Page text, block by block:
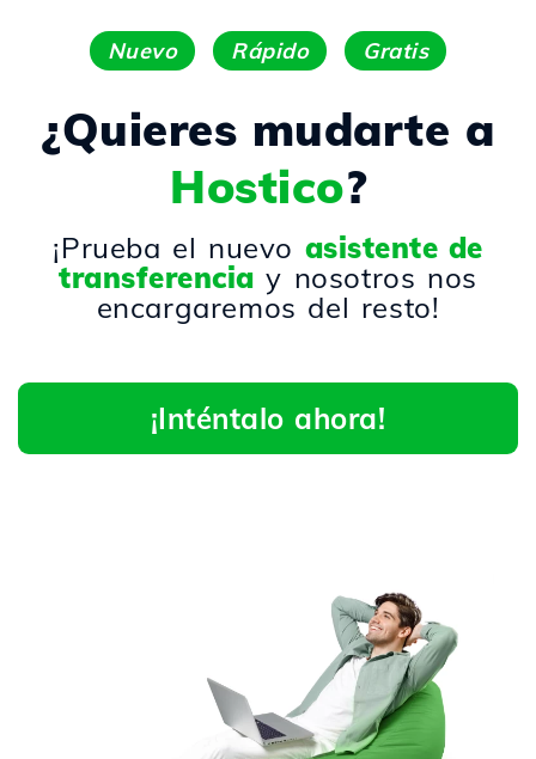
Nuevo Rápido Gratis
¿Quieres mudarte a
Hostico?
¡Prueba el nuevo asistente de
transferencia y nosotros nos
encargaremos del resto!
¡Inténtalo ahora!